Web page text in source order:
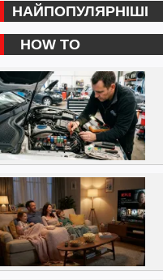
НАЙПОПУЛЯРНІШІ
HOW TO